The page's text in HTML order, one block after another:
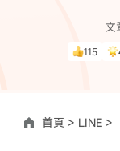
文
115
首頁 > LINE >